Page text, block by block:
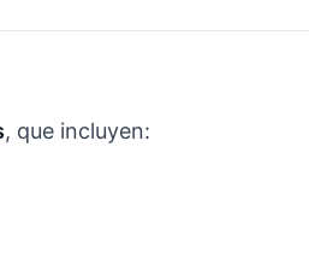
, que incluyen: